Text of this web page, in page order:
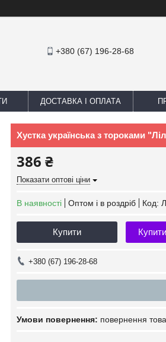
+380 (67) 196-28-68
ДОСТАВКА І ОПЛАТА
Хустка українська з тороками
386 ₴
Показати оптові ціни
В наявності Оптом і в роздріб Код:
Купити
+380 (67) 196-28-68
повернення